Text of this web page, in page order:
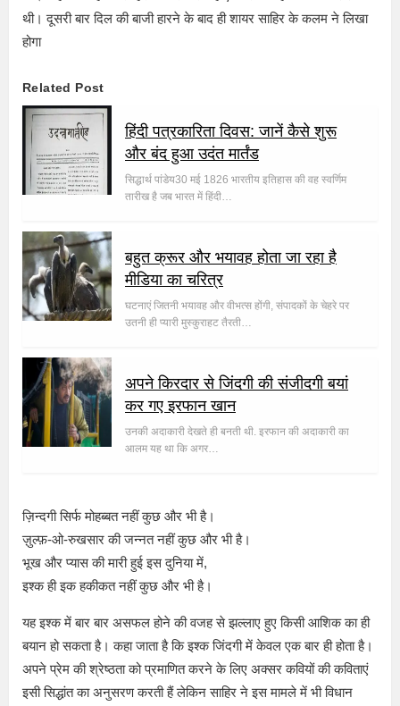
थी। दूसरी बार दिल की बाजी हारने के बाद ही शायर साहिर के कलम ने लिखा
होगा
Related Post
हिंदी पत्रकारिता दिवस: जानें कैसे शुरू
और बंद हुआ उदंत मार्तंड
सिद्धार्थ पांडेय30 मई 1826 भारतीय इतिहास की वह स्वर्णिम
तारीख है जब भारत में हिंदी…
बहुत क्रूर और भयावह होता जा रहा है
मीडिया का चरित्र
घटनाएं जितनी भयावह और वीभत्स होंगी, संपादकों के चेहरे पर
उतनी ही प्यारी मुस्कुराहट तैरती…
अपने किरदार से जिंदगी की संजीदगी बयां
कर गए इरफान खान
उनकी अदाकारी देखते ही बनती थी. इरफान की अदाकारी का
आलम यह था कि अगर…
ज़िन्दगी सिर्फ मोहब्बत नहीं कुछ और भी है।
ज़ुल्फ़-ओ-रुखसार की जन्नत नहीं कुछ और भी है।
भूख और प्यास की मारी हुई इस दुनिया में,
इश्क ही इक हकीकत नहीं कुछ और भी है।
यह इश्क में बार बार असफल होने की वजह से झल्लाए हुए किसी आशिक का ही
बयान हो सकता है। कहा जाता है कि इश्क जिंदगी में केवल एक बार ही होता है।
अपने प्रेम की श्रेष्ठता को प्रमाणित करने के लिए अक्सर कवियों की कविताएं
इसी सिद्धांत का अनुसरण करती हैं लेकिन साहिर ने इस मामले में भी विधान